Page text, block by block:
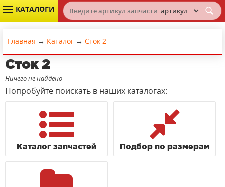
КАТАЛОГИ
Главная → Каталог → Сток 2
Сток 2
Ничего не найдено
Попробуйте поискать в наших каталогах:
Каталог запчастей Подбор по размерам